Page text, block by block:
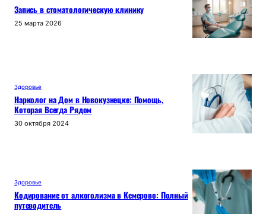
Запись в стоматологическую клинику
25 марта 2026
Здоровье
Нарколог на Дом в Новокузнецке: Помощь,
Которая Всегда Рядом
30 октября 2024
Здоровье
Кодирование от алкоголизма в Кемерово: Полный
путеводитель